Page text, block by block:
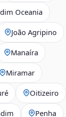
Oceania
João Agripino
Manaíra
Miramar
Oitizeiro
Penha